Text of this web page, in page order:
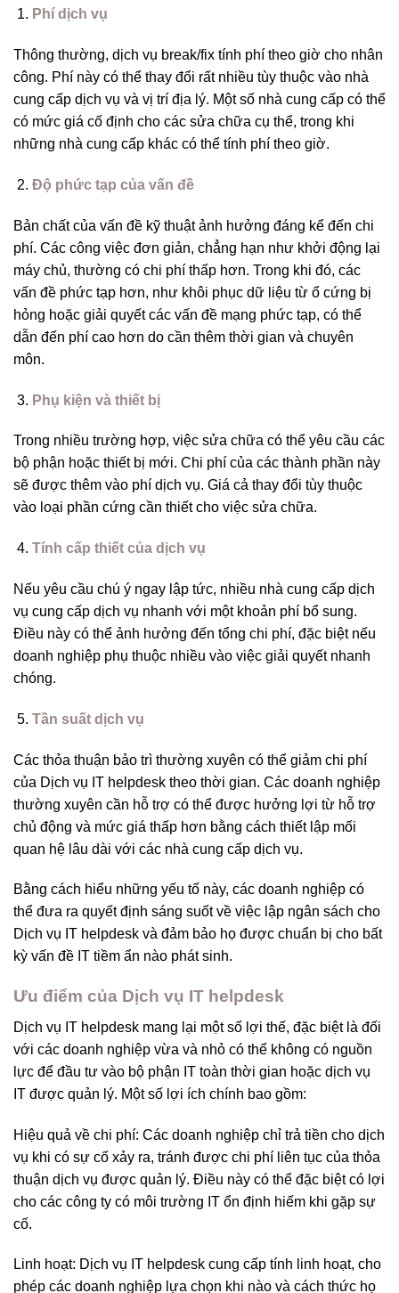
Phí dịch vụ
Thông thường, dịch vụ break/fix tính phí theo giờ cho nhân
công. Phí này có thể thay đổi rất nhiều tùy thuộc vào nhà
cung cấp dịch vụ và vị trí địa lý. Một số nhà cung cấp có thể
có mức giá cố định cho các sửa chữa cụ thể, trong khi
những nhà cung cấp khác có thể tính phí theo giờ.
Độ phức tạp của vấn đề
Bản chất của vấn đề kỹ thuật ảnh hưởng đáng kể đến chi
phí. Các công việc đơn giản, chẳng hạn như khởi động lại
máy chủ, thường có chi phí thấp hơn. Trong khi đó, các
vấn đề phức tạp hơn, như khôi phục dữ liệu từ ổ cứng bị
hỏng hoặc giải quyết các vấn đề mạng phức tạp, có thể
dẫn đến phí cao hơn do cần thêm thời gian và chuyên
môn.
Phụ kiện và thiết bị
Trong nhiều trường hợp, việc sửa chữa có thể yêu cầu các
bộ phận hoặc thiết bị mới. Chi phí của các thành phần này
sẽ được thêm vào phí dịch vụ. Giá cả thay đổi tùy thuộc
vào loại phần cứng cần thiết cho việc sửa chữa.
Tính cấp thiết của dịch vụ
Nếu yêu cầu chú ý ngay lập tức, nhiều nhà cung cấp dịch
vụ cung cấp dịch vụ nhanh với một khoản phí bổ sung.
Điều này có thể ảnh hưởng đến tổng chi phí, đặc biệt nếu
doanh nghiệp phụ thuộc nhiều vào việc giải quyết nhanh
chóng.
Tần suất dịch vụ
Các thỏa thuận bảo trì thường xuyên có thể giảm chi phí
của Dịch vụ IT helpdesk theo thời gian. Các doanh nghiệp
thường xuyên cần hỗ trợ có thể được hưởng lợi từ hỗ trợ
chủ động và mức giá thấp hơn bằng cách thiết lập mối
quan hệ lâu dài với các nhà cung cấp dịch vụ.
Bằng cách hiểu những yếu tố này, các doanh nghiệp có
thể đưa ra quyết định sáng suốt về việc lập ngân sách cho
Dịch vụ IT helpdesk và đảm bảo họ được chuẩn bị cho bất
kỳ vấn đề IT tiềm ẩn nào phát sinh.
Ưu điểm của Dịch vụ IT helpdesk
Dịch vụ IT helpdesk mang lại một số lợi thế, đặc biệt là đối
với các doanh nghiệp vừa và nhỏ có thể không có nguồn
lực để đầu tư vào bộ phận IT toàn thời gian hoặc dịch vụ
IT được quản lý. Một số lợi ích chính bao gồm:
Hiệu quả về chi phí: Các doanh nghiệp chỉ trả tiền cho dịch
vụ khi có sự cố xảy ra, tránh được chi phí liên tục của thỏa
thuận dịch vụ được quản lý. Điều này có thể đặc biệt có lợi
cho các công ty có môi trường IT ổn định hiếm khi gặp sự
cố.
Linh hoạt: Dịch vụ IT helpdesk cung cấp tính linh hoạt, cho
phép các doanh nghiệp lựa chọn khi nào và cách thức họ